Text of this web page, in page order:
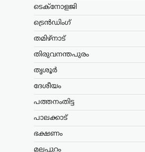
ടെക്നോളജി
ട്രെൻഡിംഗ്
തമിഴ്നാട്
തിരുവനന്തപുരം
തൃശൂർ
ദേശീയം
പത്തനംതിട്ട
പാലക്കാട്
ഭക്ഷണം
മലപ്പുറം
ഡൽഹിയിലെ
തുടർന്ന് കേന്ദ്ര
ആഴ്ചകൾക്ക് ശേഷമാണ്
വിഷയത്തിൽ…
വന്ദേമാതരം
പാടണമെന്ന